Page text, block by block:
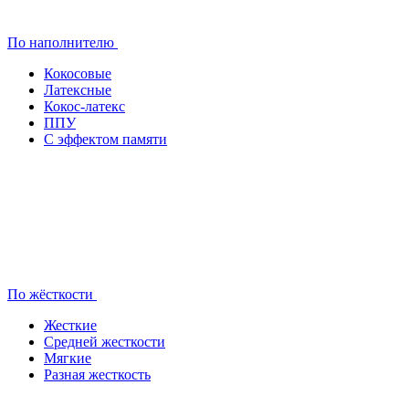
По наполнителю
Кокосовые
Латексные
Кокос-латекс
ППУ
С эффектом памяти
По жёсткости
Жесткие
Средней жесткости
Мягкие
Разная жесткость